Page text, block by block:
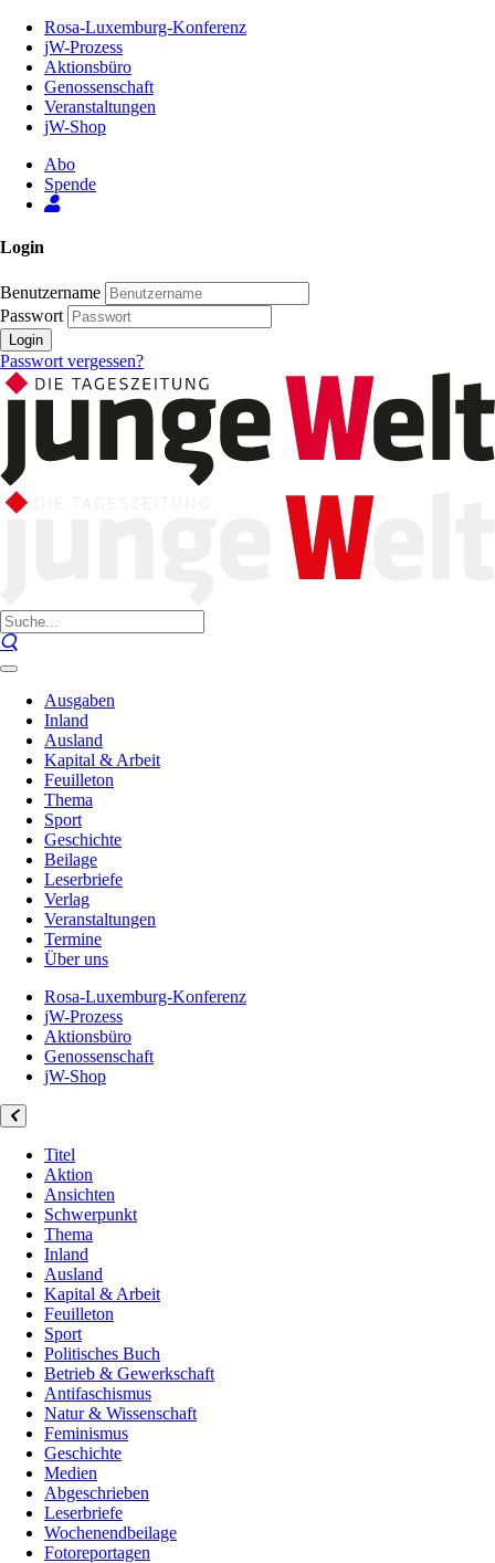
Inhalt
Seite
Rosa-Luxemburg-Konferenz
jW-Prozess
Aktionsbüro
Genossenschaft
Veranstaltungen
jW-Shop
Abo
Spende
Login
Benutzername
Passwort
Login
Passwort vergessen?
Ausgaben
Inland
Ausland
Kapital & Arbeit
Feuilleton
Thema
Sport
Geschichte
Beilage
Leserbriefe
Verlag
Veranstaltungen
Termine
Über uns
Rosa-Luxemburg-Konferenz
jW-Prozess
Aktionsbüro
Genossenschaft
jW-Shop
Titel
Aktion
Ansichten
Schwerpunkt
Thema
Inland
Ausland
Kapital & Arbeit
Feuilleton
Sport
Politisches Buch
Betrieb & Gewerkschaft
Antifaschismus
Natur & Wissenschaft
Feminismus
Geschichte
Medien
Abgeschrieben
Leserbriefe
Wochenendbeilage
Fotoreportagen